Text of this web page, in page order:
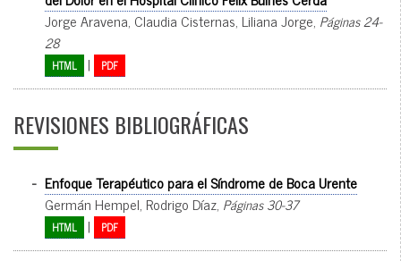
Jorge Aravena, Claudia Cisternas, Liliana Jorge, Páginas 24-
28
HTML | PDF
REVISIONES BIBLIOGRÁFICAS
- Enfoque Terapéutico para el Síndrome de Boca Urente
Germán Hempel, Rodrigo Díaz, Páginas 30-37
HTML | PDF